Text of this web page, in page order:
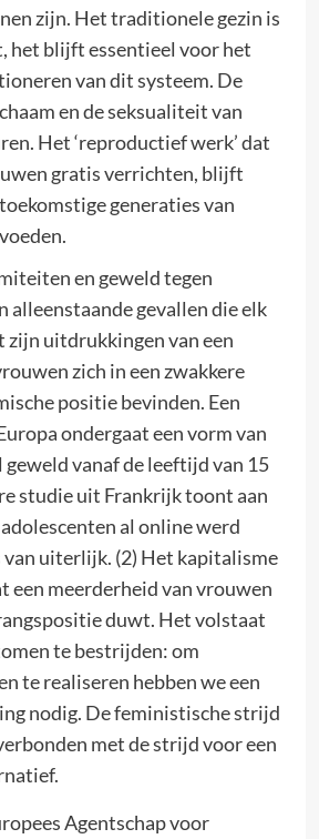
zijn. Het traditionele gezin is
het blijft essentieel voor het
van dit systeem. De
en de seksualiteit van
Het ‘reproductief werk’ dat
gratis verrichten, blijft
generaties van
en geweld tegen
alleenstaande gevallen die elk
zijn uitdrukkingen van een
zich in een zwakkere
positie bevinden. Een
ondergaat een vorm van
geweld vanaf de leeftijd van 15
studie uit Frankrijk toont aan
al online werd
van uiterlijk. (2) Het kapitalisme
een meerderheid van vrouwen
duwt. Het volstaat
te bestrijden: om
te realiseren hebben we een
nodig. De feministische strijd
met de strijd voor een
Agentschap voor